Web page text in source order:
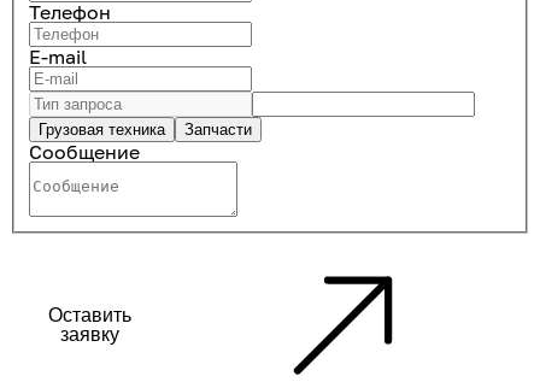
Телефон
E-mail
Грузовая техника Запчасти
Сообщение
Оставить
заявку